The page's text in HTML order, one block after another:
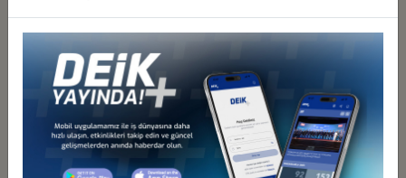
STRENGTHENING TURKEY-AUSTRALIA PARTNERSHIP AFTER
COVID-19 CRISIS
Tuesday, August 11, 2020 Türkiye - Avustralya İş Konseyi
Anzak Anma Törenleri, 25.04.2016, Çanakkale
Monday, April 25, 2016 Türkiye - Avustralya İş Konseyi
TAYSAD, Bosch ve DEIK Ortak Değerlendirme Toplantısı, 09.04.